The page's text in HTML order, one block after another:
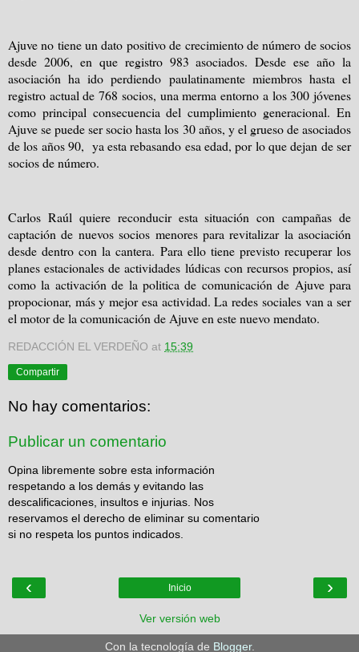
Ajuve no tiene un dato positivo de crecimiento de número de socios
desde 2006, en que registro 983 asociados. Desde ese año la
asociación ha ido perdiendo paulatinamente miembros hasta el
registro actual de 768 socios, una merma entorno a los 300 jóvenes
como principal consecuencia del cumplimiento generacional. En
Ajuve se puede ser socio hasta los 30 años, y el grueso de asociados
de los años 90, ya esta rebasando esa edad, por lo que dejan de ser
socios de número.
Carlos Raúl quiere reconducir esta situación con campañas de
captación de nuevos socios menores para revitalizar la asociación
desde dentro con la cantera. Para ello tiene previsto recuperar los
planes estacionales de actividades lúdicas con recursos propios, así
como la activación de la politica de comunicación de Ajuve para
propocionar, más y mejor esa actividad. La redes sociales van a ser
el motor de la comunicación de Ajuve en este nuevo mendato.
REDACCIÓN EL VERDEÑO at 15:39
Compartir
No hay comentarios:
Publicar un comentario
Opina libremente sobre esta información
respetando a los demás y evitando las
descalificaciones, insultos e injurias. Nos
reservamos el derecho de eliminar su comentario
si no respeta los puntos indicados.
‹ ›
Inicio
Ver versión web
Con la tecnología de Blogger.